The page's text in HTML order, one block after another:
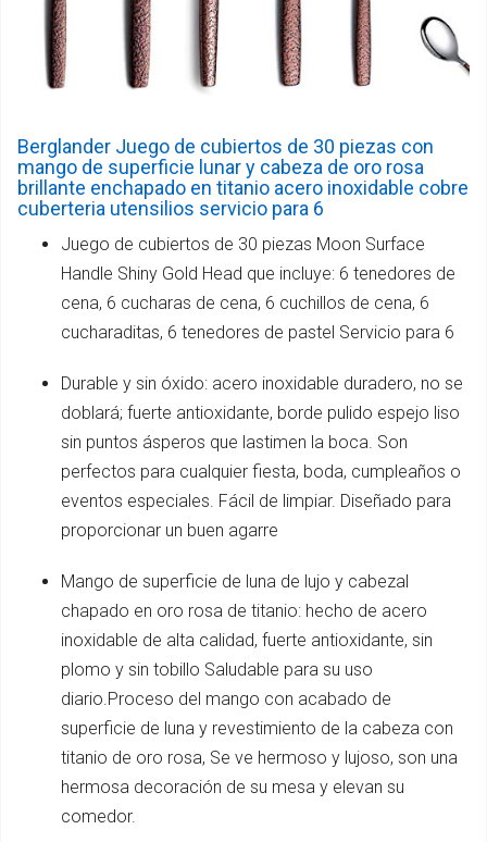
Berglander Juego de cubiertos de 30 piezas con
mango de superficie lunar y cabeza de oro rosa
brillante enchapado en titanio acero inoxidable cobre
cuberteria utensilios servicio para 6
Juego de cubiertos de 30 piezas Moon Surface
Handle Shiny Gold Head que incluye: 6 tenedores de
cena, 6 cucharas de cena, 6 cuchillos de cena, 6
cucharaditas, 6 tenedores de pastel Servicio para 6
Durable y sin óxido: acero inoxidable duradero, no se
doblará; fuerte antioxidante, borde pulido espejo liso
sin puntos ásperos que lastimen la boca. Son
perfectos para cualquier fiesta, boda, cumpleaños o
eventos especiales. Fácil de limpiar. Diseñado para
proporcionar un buen agarre
Mango de superficie de luna de lujo y cabezal
chapado en oro rosa de titanio: hecho de acero
inoxidable de alta calidad, fuerte antioxidante, sin
plomo y sin tobillo Saludable para su uso
diario.Proceso del mango con acabado de
superficie de luna y revestimiento de la cabeza con
titanio de oro rosa, Se ve hermoso y lujoso, son una
hermosa decoración de su mesa y elevan su
comedor.